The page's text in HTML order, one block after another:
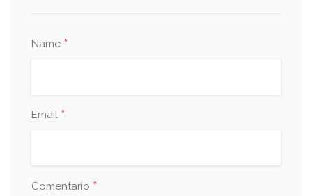
Name *
Email *
Comentario *